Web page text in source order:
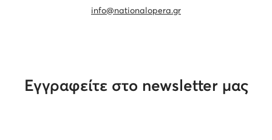
info@nationalopera.gr
Εγγραφείτε στο newsletter μας